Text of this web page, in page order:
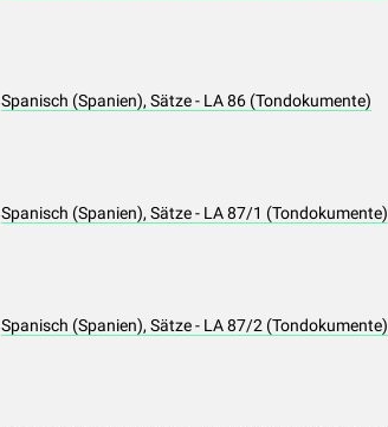
Spanisch (Spanien), Sätze - LA 86 (Tondokumente)
Spanisch (Spanien), Sätze - LA 87/1 (Tondokumente)
Spanisch (Spanien), Sätze - LA 87/2 (Tondokumente)